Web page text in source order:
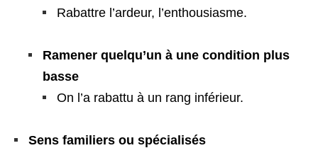
Rabattre l’ardeur, l’enthousiasme.
Ramener quelqu’un à une condition plus
basse
On l’a rabattu à un rang inférieur.
Sens familiers ou spécialisés